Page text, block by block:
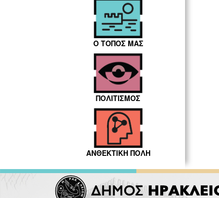
Ο ΤΟΠΟΣ ΜΑΣ
ΠΟΛΙΤΙΣΜΟΣ
ΑΝΘΕΚΤΙΚΗ ΠΟΛΗ